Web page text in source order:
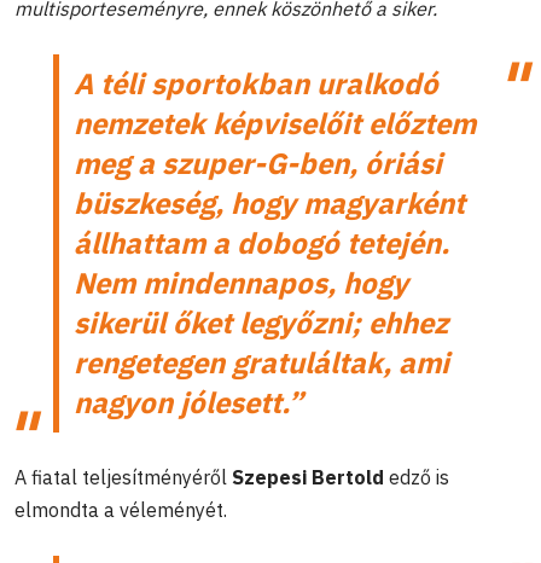
multisporteseményre, ennek köszönhető a siker.
A téli sportokban uralkodó
nemzetek képviselőit előztem
meg a szuper-G-ben, óriási
büszkeség, hogy magyarként
állhattam a dobogó tetején.
Nem mindennapos, hogy
sikerül őket legyőzni; ehhez
rengetegen gratuláltak, ami
nagyon jólesett.”
A fiatal teljesítményéről Szepesi Bertold edző is
elmondta a véleményét.